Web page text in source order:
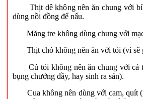
Thịt dê không nên ăn chung với bí
dùng nồi đồng để nấu.
Măng tre không dùng chung với
Thịt chó không nên ăn với tỏi (vì sẽ
Củ tỏi không nên ăn chung với cá
bụng chướng đầy, hay sinh ra sán).
Cua không nên dùng với cam, quít (